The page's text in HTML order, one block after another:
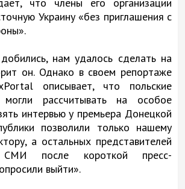
что члены его организации
Украину «без приглашения с
нам удалось сделать на
он. Однако в своем репортаже
описывает, что польские
могли рассчитывать на особое
интервью у премьера Донецкой
позволили только нашему
а остальных представителей
СМИ после короткой пресс-
выйти».